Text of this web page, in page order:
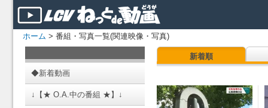
ホーム > 番組・写真一覧(関連映像・写真)
◆新着動画
↓【★ O.A.中の番組 ★】↓
新着順